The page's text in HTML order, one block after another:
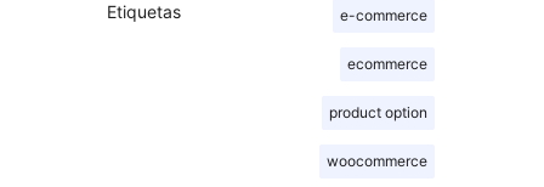
Etiquetas e-commerce
ecommerce
product option
woocommerce